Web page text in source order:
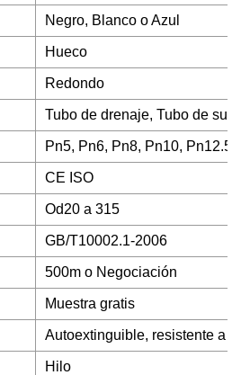
Negro, Blanco o Azul
Hueco
Redondo
Tubo de drenaje, Tubo de
Pn5, Pn6, Pn8, Pn10,
CE ISO
Od20 a 315
GB/T10002.1-2006
500m o Negociación
Muestra gratis
Autoextinguible, resistente a
Hilo